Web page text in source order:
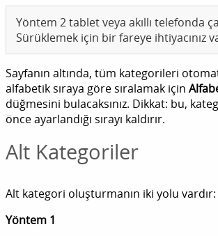
Yöntem 2 tablet veya akıllı telefonda
Sürüklemek için bir fareye ihtiyacınız
Sayfanın altında, tüm kategorileri
alfabetik sıraya göre sıralamak için
düğmesini bulacaksınız. Dikkat: bu,
önce ayarlandığı sırayı kaldırır.
Alt Kategoriler
Alt kategori oluşturmanın iki yolu vardır:
Yöntem 1